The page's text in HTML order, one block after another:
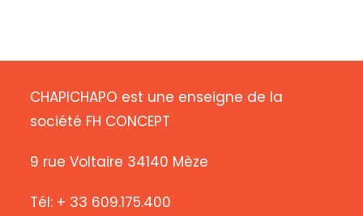
CHAPICHAPO est une enseigne de la
société FH CONCEPT
9 rue Voltaire 34140 Mèze
Tél: + 33 609.175.400